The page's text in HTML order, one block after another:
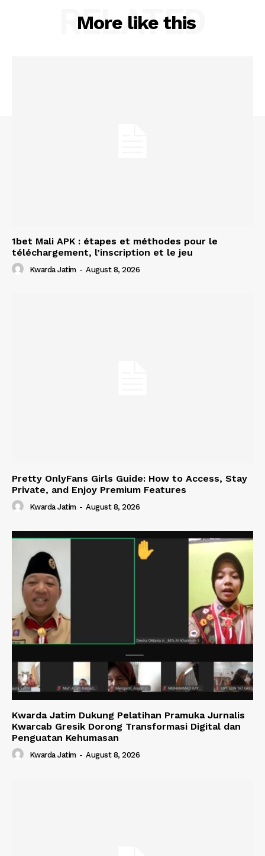
More like this
RELATED
1bet Mali APK : étapes et méthodes pour le
téléchargement, l’inscription et le jeu
Kwarda Jatim - August 8, 2026
Pretty OnlyFans Girls Guide: How to Access, Stay
Private, and Enjoy Premium Features
Kwarda Jatim - August 8, 2026
Kwarda Jatim Dukung Pelatihan Pramuka Jurnalis
Kwarcab Gresik Dorong Transformasi Digital dan
Penguatan Kehumasan
Kwarda Jatim - August 8, 2026